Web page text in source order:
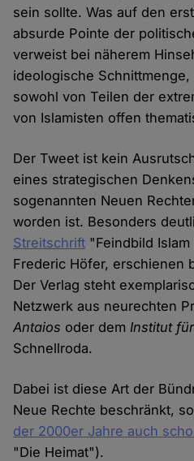
sein sollte. Was auf den
absurde Pointe der
verweist bei näherem
ideologische
sowohl von Teilen der
von Islamisten offen
Der Tweet ist kein
eines strategischen
sogenannten Neuen
worden ist. Besonders
Streitschrift "Feindbild
Frederic Höfer, erschienen
Der Verlag steht
Netzwerk aus neurechten
Antaios oder dem Institut
Schnellroda.
Dabei ist diese Art der
Neue Rechte beschränkt,
der 2000er Jahre auch
"Die Heimat").